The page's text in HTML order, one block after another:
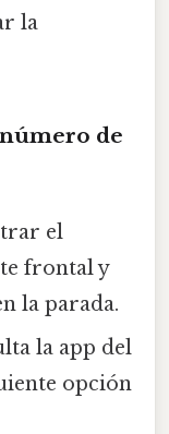
la
de
el
frontal y
la parada.
la app del
opción